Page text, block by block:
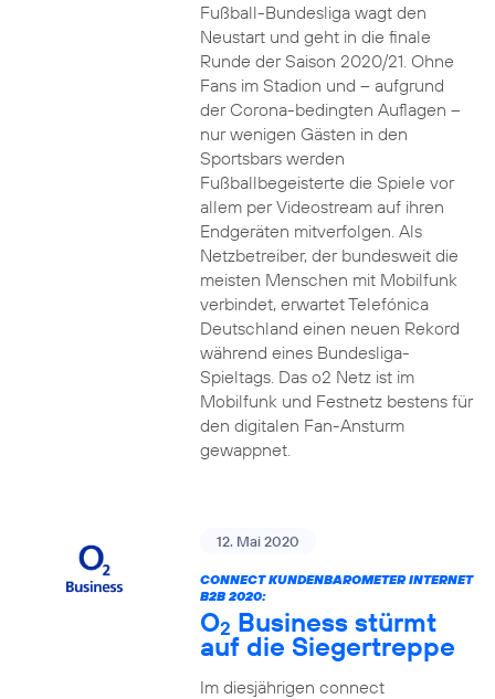
Fußball-Bundesliga wagt den
Neustart und geht in die finale
Runde der Saison 2020/21. Ohne
Fans im Stadion und – aufgrund
der Corona-bedingten Auflagen –
nur wenigen Gästen in den
Sportsbars werden
Fußballbegeisterte die Spiele vor
allem per Videostream auf ihren
Endgeräten mitverfolgen. Als
Netzbetreiber, der bundesweit die
meisten Menschen mit Mobilfunk
verbindet, erwartet Telefónica
Deutschland einen neuen Rekord
während eines Bundesliga-
Spieltags. Das o2 Netz ist im
Mobilfunk und Festnetz bestens für
den digitalen Fan-Ansturm
gewappnet.
12. Mai 2020
CONNECT KUNDENBAROMETER INTERNET
B2B 2020:
O2 Business stürmt
auf die Siegertreppe
Im diesjährigen connect